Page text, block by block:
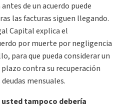
de un acuerdo puede
las facturas siguen llegando.
Capital explica el
por muerte por negligencia
para que pueda considerar un
contra su recuperación
mensuales.
tampoco debería